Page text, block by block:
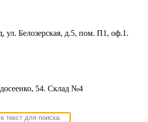
ул. Белозерская, д.5, пом. П1, оф.1.
54. Склад №4